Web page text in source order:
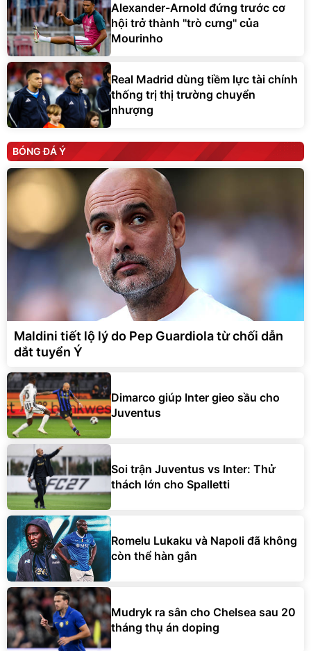
Alexander-Arnold đứng trước cơ
hội trở thành ''trò cưng'' của
Mourinho
Real Madrid dùng tiềm lực tài chính
thống trị thị trường chuyển
nhượng
BÓNG ĐÁ Ý
Maldini tiết lộ lý do Pep Guardiola từ chối dẫn
dắt tuyển Ý
Dimarco giúp Inter gieo sầu cho
Juventus
Soi trận Juventus vs Inter: Thử
thách lớn cho Spalletti
Romelu Lukaku và Napoli đã không
còn thể hàn gắn
Mudryk ra sân cho Chelsea sau 20
tháng thụ án doping